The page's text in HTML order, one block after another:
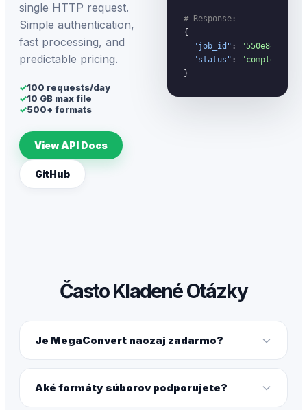
single HTTP request.
Simple authentication,
fast processing, and
predictable pricing.
✓100 requests/day
✓10 GB max file
✓500+ formats
View API Docs
GitHub
# Response:
{
"job_id" :
"550e8400-
"status" :
"completed"
}
Často Kladené Otázky
Je MegaConvert naozaj zadarmo?
Aké formáty súborov podporujete?